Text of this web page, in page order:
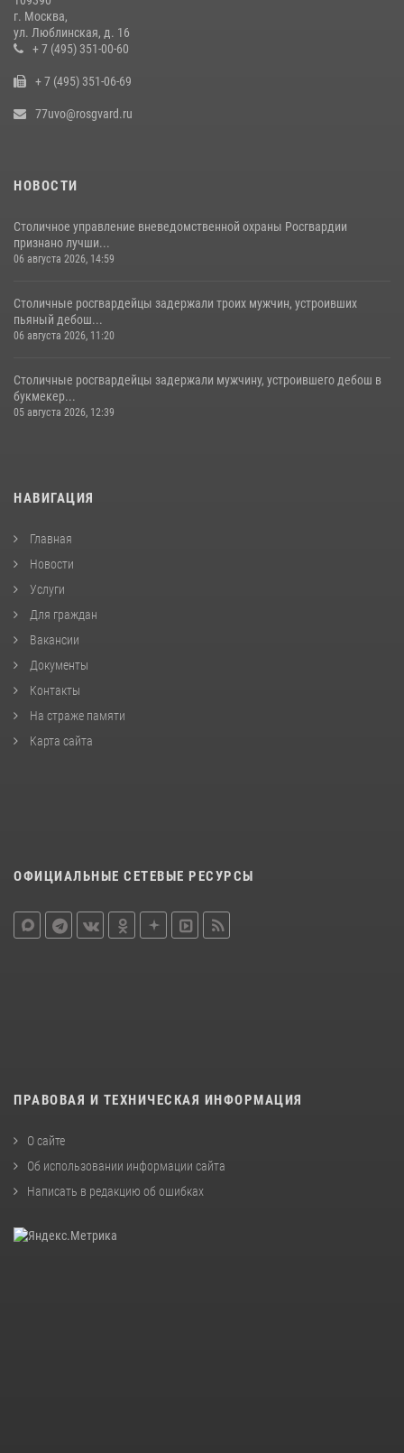
15 июля 2026, 10:00
В Москве сотрудники Росгвардии оказали помощь девушке,
17 июля 2026, 14:00
г. Москва,
ул. Люблинская, д. 16
+ 7 (495) 351-00-60
+ 7 (495) 351-06-69
77uvo@rosgvard.ru
НОВОСТИ
Столичное управление вневедомственной охраны Росгвардии
признано лучши...
06 августа 2026, 14:59
Столичные росгвардейцы задержали троих мужчин, устроивших
пьяный дебош...
06 августа 2026, 11:20
Столичные росгвардейцы задержали мужчину, устроившего дебош в
букмекер...
05 августа 2026, 12:39
НАВИГАЦИЯ
Главная
Новости
Услуги
Для граждан
Вакансии
Документы
Контакты
На страже памяти
Карта сайта
ОФИЦИАЛЬНЫЕ СЕТЕВЫЕ РЕСУРСЫ
ПРАВОВАЯ И ТЕХНИЧЕСКАЯ ИНФОРМАЦИЯ
О сайте
Об использовании информации сайта
Написать в редакцию об ошибках